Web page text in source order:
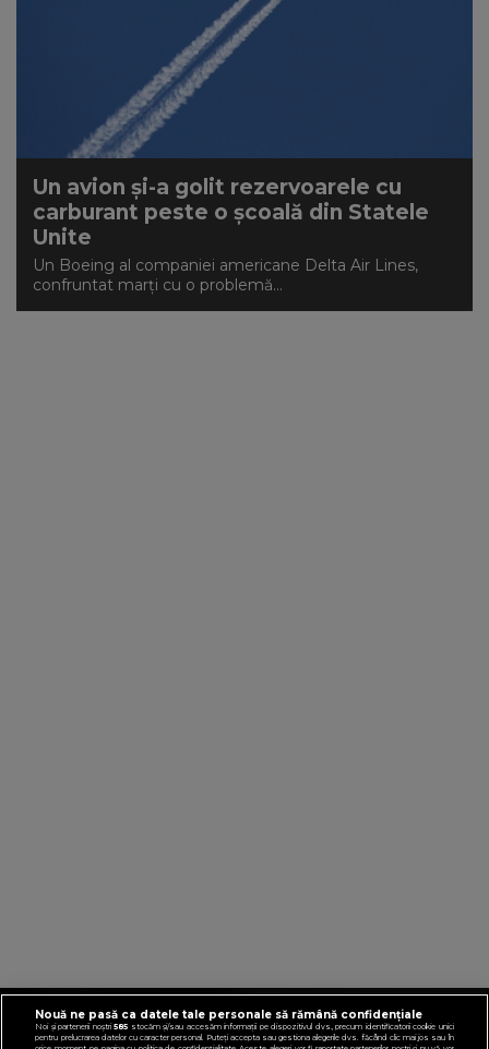
Un avion şi-a golit rezervoarele cu
carburant peste o şcoală din Statele
Unite
Un Boeing al companiei americane Delta Air Lines,
confruntat marţi cu o problemă...
VIRGINRADIO.COM
Nouă ne pasă ca datele tale personale să rămână confidențiale
Noi și partenerii noștri585 stocăm și/sau accesăm informații pe dispozitivul dvs., precum identificatorii cookie unici
pentru prelucrarea datelor cu caracter personal. Puteți accepta sau gestiona alegerile dvs. făcând clic mai jos sau în